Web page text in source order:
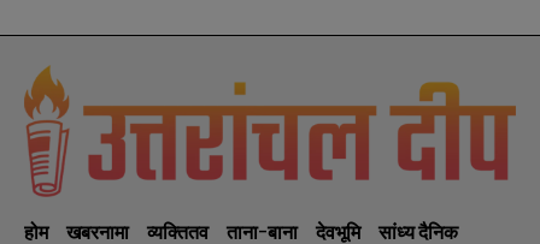
होम खबरनामा व्यक्तितव ताना-बाना देवभूमि
सांध्य दैनिक